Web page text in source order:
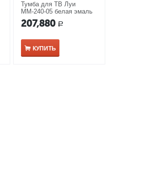
Тумба для ТВ Луи
ММ-240-05 белая эмаль
207,880 Р
КУПИТЬ